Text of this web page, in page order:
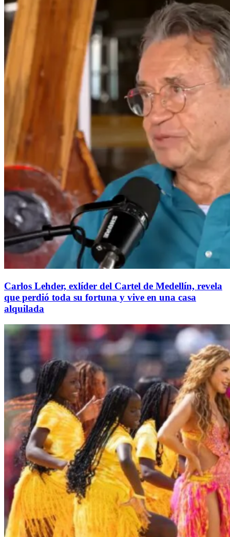
Carlos Lehder, exlíder del Cartel de Medellín, revela
que perdió toda su fortuna y vive en una casa
alquilada